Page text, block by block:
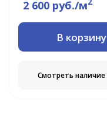
2 600 руб./м
В корзину
Смотреть наличие